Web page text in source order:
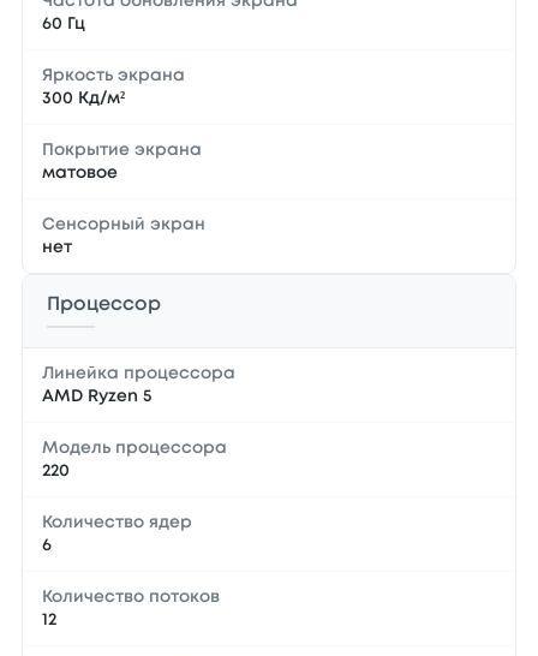
60 Гц
Яркость экрана
300 Кд/м²
Покрытие экрана
матовое
Сенсорный экран
нет
Процессор
Линейка процессора
AMD Ryzen 5
Модель процессора
220
Количество ядер
6
Количество потоков
12